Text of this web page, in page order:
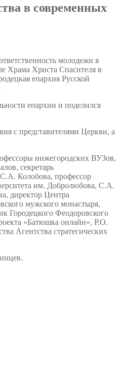
в современных
молодежи в
Храма Христа Спасителя в
епархия Русской
епархии и поделился
с представителями Церкви, а
нижегородских ВУЗов,
секретарь
Колобова, профессор
им. Добролюбова, С.А.
директор Центра
мужского монастыря,
Городецкого Феодоровского
«Батюшка онлайн», Р.О.
Агентства стратегических